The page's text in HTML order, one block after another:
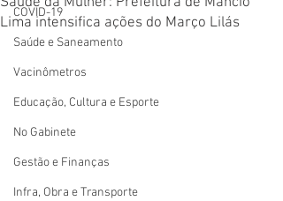
COVID-19
Saúde e Saneamento
Vacinômetros
Educação, Cultura e Esporte
No Gabinete
Gestão e Finanças
Infra, Obra e Transporte
Lima intensifica ações do Março Lilás